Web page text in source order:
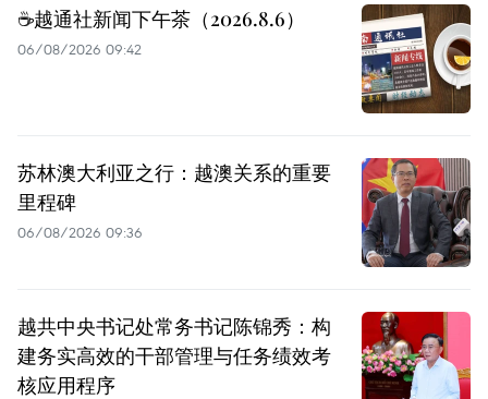
☕️越通社新闻下午茶（2026.8.6）
06/08/2026 09:42
苏林澳大利亚之行：越澳关系的重要
里程碑
06/08/2026 09:36
越共中央书记处常务书记陈锦秀：构
建务实高效的干部管理与任务绩效考
核应用程序